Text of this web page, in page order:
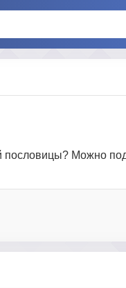
пословицы? Можно